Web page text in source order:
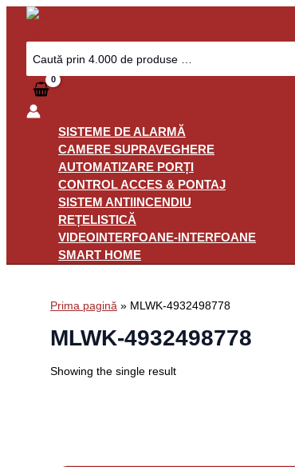
Skip
content
Search
for:
SISTEME DE ALARMĂ
CAMERE SUPRAVEGHERE
AUTOMATIZARE PORȚI
CONTROL ACCES & PONTAJ
SISTEM ANTIINCENDIU
REȚELISTICĂ
VIDEOINTERFOANE-INTERFOANE
SMART HOME
Prima pagină » MLWK-4932498778
MLWK-4932498778
Showing the single result